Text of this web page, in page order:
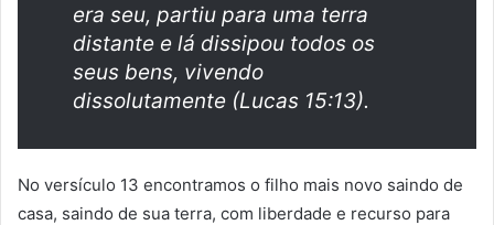
era seu, partiu para uma terra
distante e lá dissipou todos os
seus bens, vivendo
dissolutamente (Lucas 15:13).
No versículo 13 encontramos o filho mais novo saindo de
casa, saindo de sua terra, com liberdade e recurso para